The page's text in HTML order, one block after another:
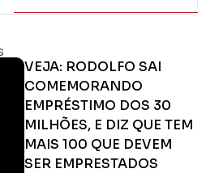
VEJA: RODOLFO SAI
COMEMORANDO
EMPRÉSTIMO DOS 30
MILHÕES, E DIZ QUE TEM
MAIS 100 QUE DEVEM
SER EMPRESTADOS